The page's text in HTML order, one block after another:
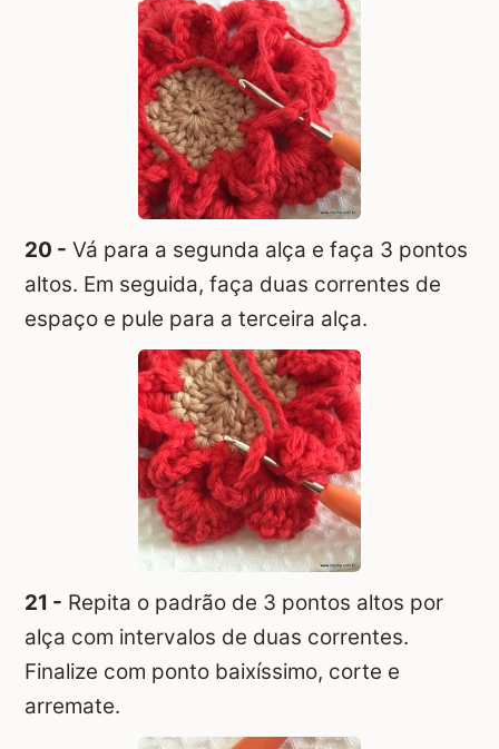
20 - Vá para a segunda alça e faça 3 pontos
altos. Em seguida, faça duas correntes de
espaço e pule para a terceira alça.
21 - Repita o padrão de 3 pontos altos por
alça com intervalos de duas correntes.
Finalize com ponto baixíssimo, corte e
arremate.